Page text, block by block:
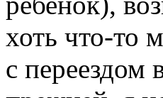
хоть что-то
с переездом